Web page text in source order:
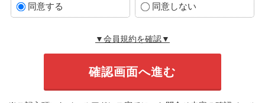
同意する 同意しない
▼会員規約を確認▼